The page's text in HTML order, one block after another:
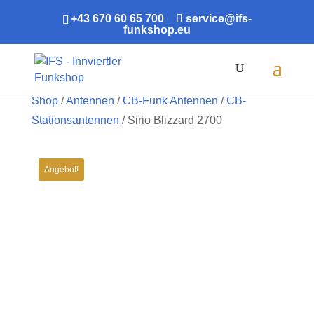
+43 670 60 65 700
service@ifs-
funkshop.eu
Shop/Antennen/CB-Funk Antennen/CB-
Stationsantennen / Sirio Blizzard 2700
Angebot!